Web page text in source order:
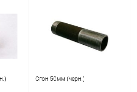
Сгон 50мм (черн.)